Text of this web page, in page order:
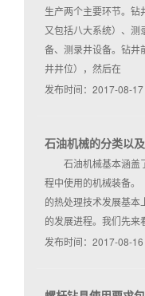
生产两个主要环节。钻
又包括八大系统）、
备、测录井设备。钻井
井井位），然后在
发布时间：2017-08-
石油机械的分类以
石油机械基本涵盖
程中使用的机械装备
的热处理技术发展基
的发展进程。我们先
发布时间：2017-08-